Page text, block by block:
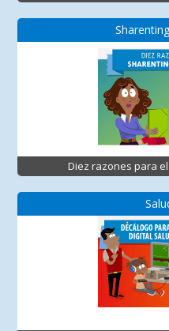
Diez razones para